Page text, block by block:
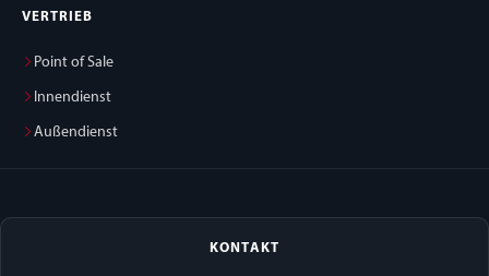
VERTRIEB
Point of Sale
Innendienst
Außendienst
KONTAKT